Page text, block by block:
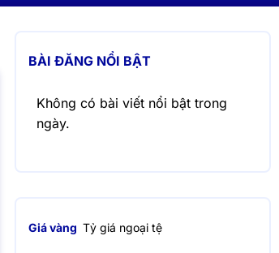
BÀI ĐĂNG NỔI BẬT
Không có bài viết nổi bật trong
ngày.
Giá vàng Tỷ giá ngoại tệ